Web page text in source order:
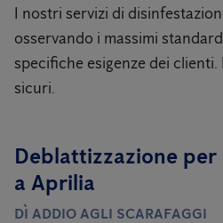
I nostri servizi di
osservando i massimi
specifiche esigenze dei
sicuri.
Deblattizzazione
a Aprilia
DÌ ADDIO AGLI SCARAFAGGI